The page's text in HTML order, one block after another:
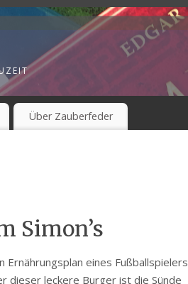
Über Zauberfeder
Simon’s
Ernährungsplan eines Fußballspielers
dieser leckere Burger ist die Sünde